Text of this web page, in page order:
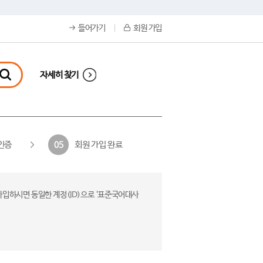
들어가기 회원 가입
자세히 찾기
증 05 회원 가입 완료
하시면 동일한 계정(ID)으로 ‘표준국어대사